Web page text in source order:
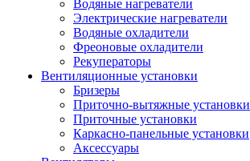
Водяные нагреватели
Электрические нагреватели
Водяные охладители
Фреоновые охладители
Рекуператоры
Вентиляционные установки
Бризеры
Приточно-вытяжные установки
Приточные установки
Каркасно-панельные установки
Аксессуары